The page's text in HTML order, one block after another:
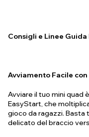
Consigli e Linee
Avviamento Facile
Avviare il tuo mini quad
EasyStart, che
gioco da ragazzi.
delicato del braccio